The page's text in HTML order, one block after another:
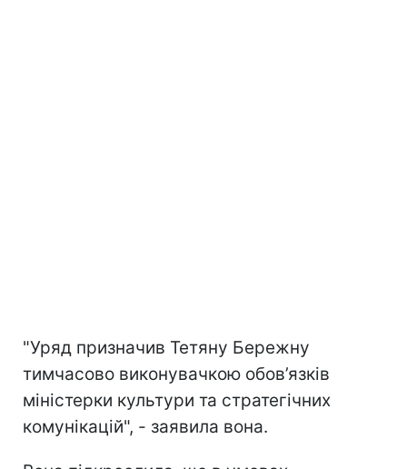
"Уряд призначив Тетяну Бережну
тимчасово виконувачкою обов’язків
міністерки культури та стратегічних
комунікацій", - заявила вона.